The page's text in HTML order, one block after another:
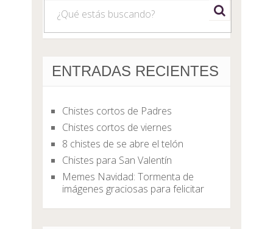
ENTRADAS RECIENTES
Chistes cortos de Padres
Chistes cortos de viernes
8 chistes de se abre el telón
Chistes para San Valentín
Memes Navidad: Tormenta de
imágenes graciosas para felicitar